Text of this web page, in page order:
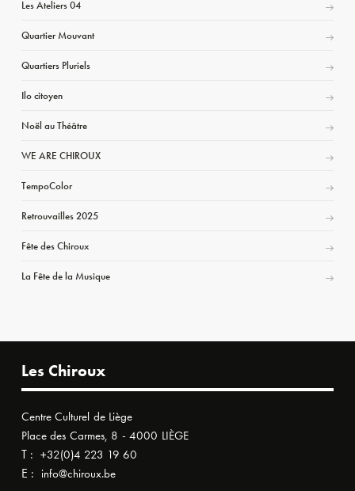
Les Ateliers 04
Quartier Mouvant
Quartiers Pluriels
Ilo citoyen
Noël au Théâtre
WE ARE CHIROUX
TempoColor
Retrouvailles 2025
Fête des Chiroux
La Fête de la Musique
Les Chiroux
Centre Culturel de Liège
Place des Carmes, 8 - 4000 LIÈGE
T : +32(0)4 223 19 60
E : info@chiroux.be